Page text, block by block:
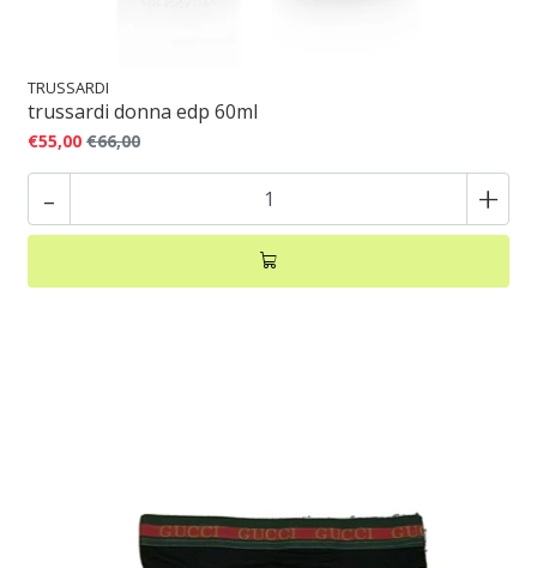
TRUSSARDI
trussardi donna edp 60ml
€55,00 €66,00
- +